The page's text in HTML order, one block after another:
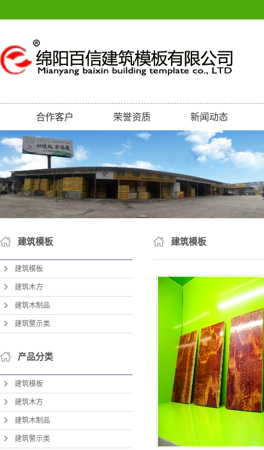
合作客户 荣誉资质
荣誉
新闻动态
公司新闻
行业新闻
建筑模板
建筑模板
建筑木方
建筑木制品
建筑警示类
产品分类
建筑模板
建筑木方
建筑木制品
建筑警示类
建筑模板